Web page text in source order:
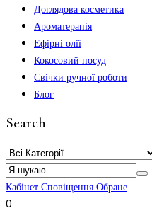
Доглядова косметика
Ароматерапія
Ефірні олії
Кокосовий посуд
Свічки ручної роботи
Блог
Search
Кабінет Сповіщення Обране
0